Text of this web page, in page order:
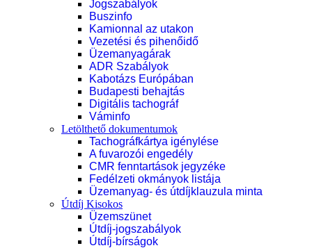
Jogszabályok
Buszinfo
Kamionnal az utakon
Vezetési és pihenőidő
Üzemanyagárak
ADR Szabályok
Kabotázs Európában
Budapesti behajtás
Digitális tachográf
Váminfo
Letölthető dokumentumok
Tachográfkártya igénylése
A fuvarozói engedély
CMR fenntartások jegyzéke
Fedélzeti okmányok listája
Üzemanyag- és útdíjklauzula minta
Útdíj Kisokos
Üzemszünet
Útdíj-jogszabályok
Útdíj-bírságok